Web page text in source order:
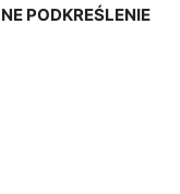
PODKREŚLENIE